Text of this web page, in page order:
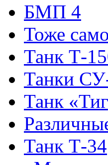
БМП 4
Тоже
Танк Т-
Танки
Танк
Танк Т-34